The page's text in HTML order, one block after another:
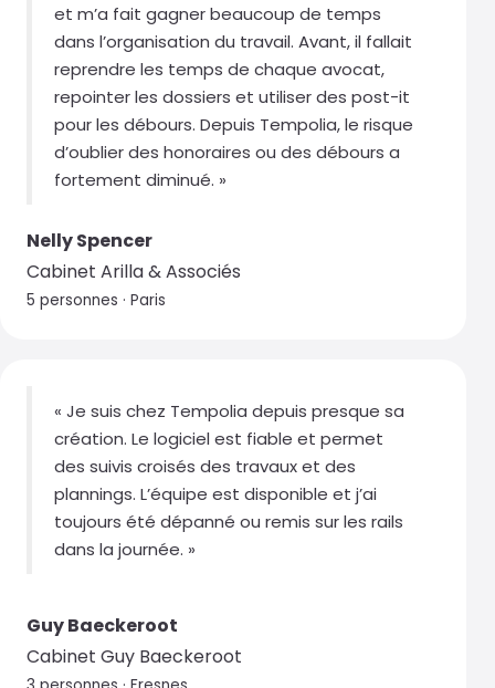
et m’a fait gagner beaucoup de temps
dans l’organisation du travail. Avant, il fallait
reprendre les temps de chaque avocat,
repointer les dossiers et utiliser des post-it
pour les débours. Depuis Tempolia, le risque
d’oublier des honoraires ou des débours a
fortement diminué. »
Nelly Spencer
Cabinet Arilla & Associés
5 personnes · Paris
« Je suis chez Tempolia depuis presque sa
création. Le logiciel est fiable et permet
des suivis croisés des travaux et des
plannings. L’équipe est disponible et j’ai
toujours été dépanné ou remis sur les rails
dans la journée. »
Guy Baeckeroot
Cabinet Guy Baeckeroot